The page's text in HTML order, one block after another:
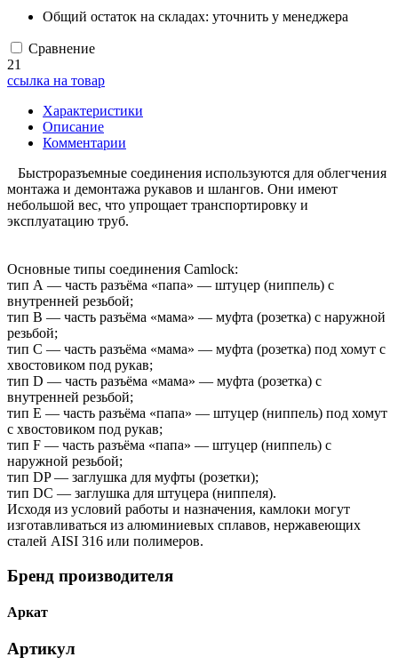
Общий остаток на складах: уточнить у менеджера
Сравнение
21
ссылка на товар
Характеристики
Описание
Комментарии
Быстроразъемные соединения используются для облегчения
монтажа и демонтажа рукавов и шлангов. Они имеют
небольшой вес, что упрощает транспортировку и
эксплуатацию труб.
Основные типы соединения Camlock:
тип А — часть разъёма «папа» — штуцер (ниппель) с
внутренней резьбой;
тип B — часть разъёма «мама» — муфта (розетка) с наружной
резьбой;
тип С — часть разъёма «мама» — муфта (розетка) под хомут с
хвостовиком под рукав;
тип D — часть разъёма «мама» — муфта (розетка) с
внутренней резьбой;
тип Е — часть разъёма «папа» — штуцер (ниппель) под хомут
с хвостовиком под рукав;
тип F — часть разъёма «папа» — штуцер (ниппель) с
наружной резьбой;
тип DP — заглушка для муфты (розетки);
тип DC — заглушка для штуцера (ниппеля).
Исходя из условий работы и назначения, камлоки могут
изготавливаться из алюминиевых сплавов, нержавеющих
сталей AISI 316 или полимеров.
Бренд производителя
Аркат
Артикул